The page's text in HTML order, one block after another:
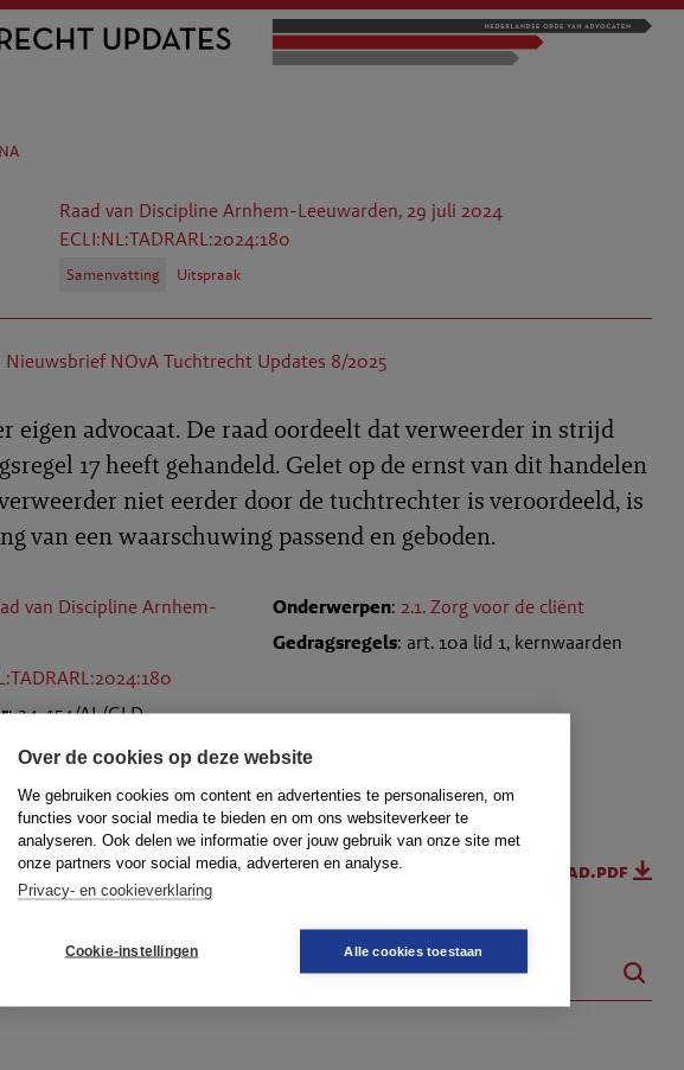
Over de cookies op deze website
We gebruiken cookies om content en advertenties te personaliseren, om
functies voor social media te bieden en om ons websiteverkeer te
analyseren. Ook delen we informatie over jouw gebruik van onze site met
onze partners voor social media, adverteren en analyse.
Privacy- en cookieverklaring
Cookie-instellingen Alle cookies toestaan
Raad van Discipline Arnhem-Leeuwarden, 29 juli 2024
ECLI:NL:TADRARL:2024:180
Samenvatting Uitspraak
Nieuwsbrief NOvA Tuchtrecht Updates 8/2025
eigen advocaat. De raad oordeelt dat verweerder in strijd
17 heeft gehandeld. Gelet op de ernst van dit handelen
niet eerder door de tuchtrechter is veroordeeld, is
van een waarschuwing passend en geboden.
van Discipline Arnhem-
: 24-154/AL/GLD
2024-0699
Onderwerpen: 2.1. Zorg voor de cliënt
Gedragsregels: art. 10a lid 1, kernwaarden
doorsturen download.pdf